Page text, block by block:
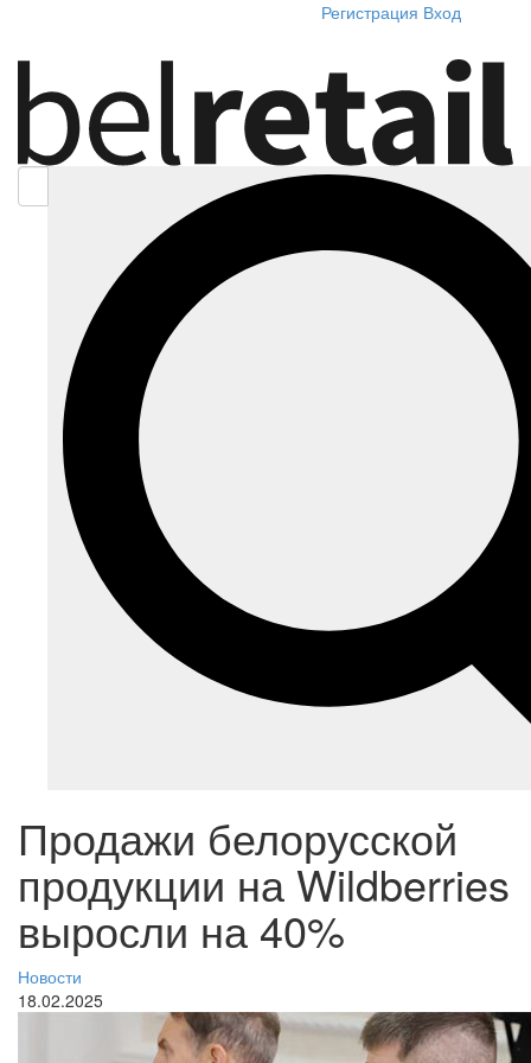
Регистрация Вход
Продажи белорусской
продукции на Wildberries
выросли на 40%
Новости
18.02.2025